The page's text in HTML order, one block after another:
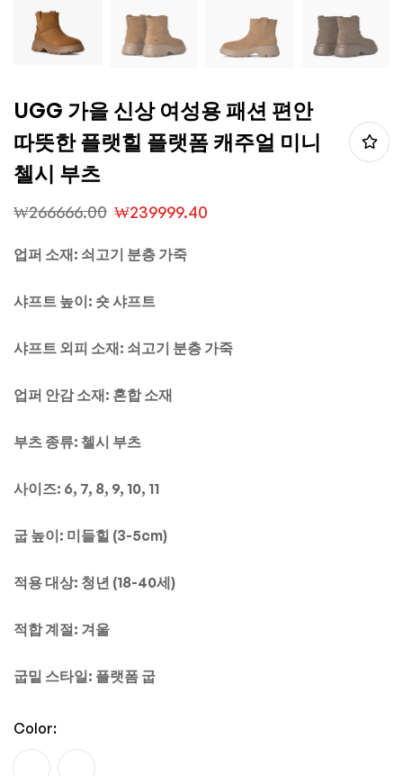
UGG 가을 신상 여성용 패션 편안
따뜻한 플랫힐 플랫폼 캐주얼 미니
첼시 부츠
₩266666.00 ₩239999.40
업퍼 소재: 쇠고기 분층 가죽
샤프트 높이: 숏 샤프트
샤프트 외피 소재: 쇠고기 분층 가죽
업퍼 안감 소재: 혼합 소재
부츠 종류: 첼시 부츠
사이즈: 6, 7, 8, 9, 10, 11
굽 높이: 미들힐 (3-5cm)
적용 대상: 청년 (18-40세)
적합 계절: 겨울
굽밑 스타일: 플랫폼 굽
Color: